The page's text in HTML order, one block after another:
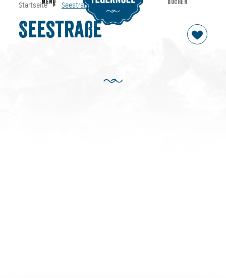
Startseite Seestraße
Seestraße
Startseite Seestraße
MENU BUCHEN